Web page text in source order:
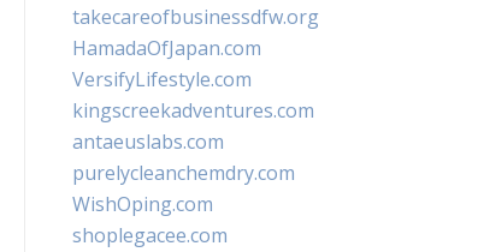
takecareofbusinessdfw.org
HamadaOfJapan.com
VersifyLifestyle.com
kingscreekadventures.com
antaeuslabs.com
purelycleanchemdry.com
WishOping.com
shoplegacee.com